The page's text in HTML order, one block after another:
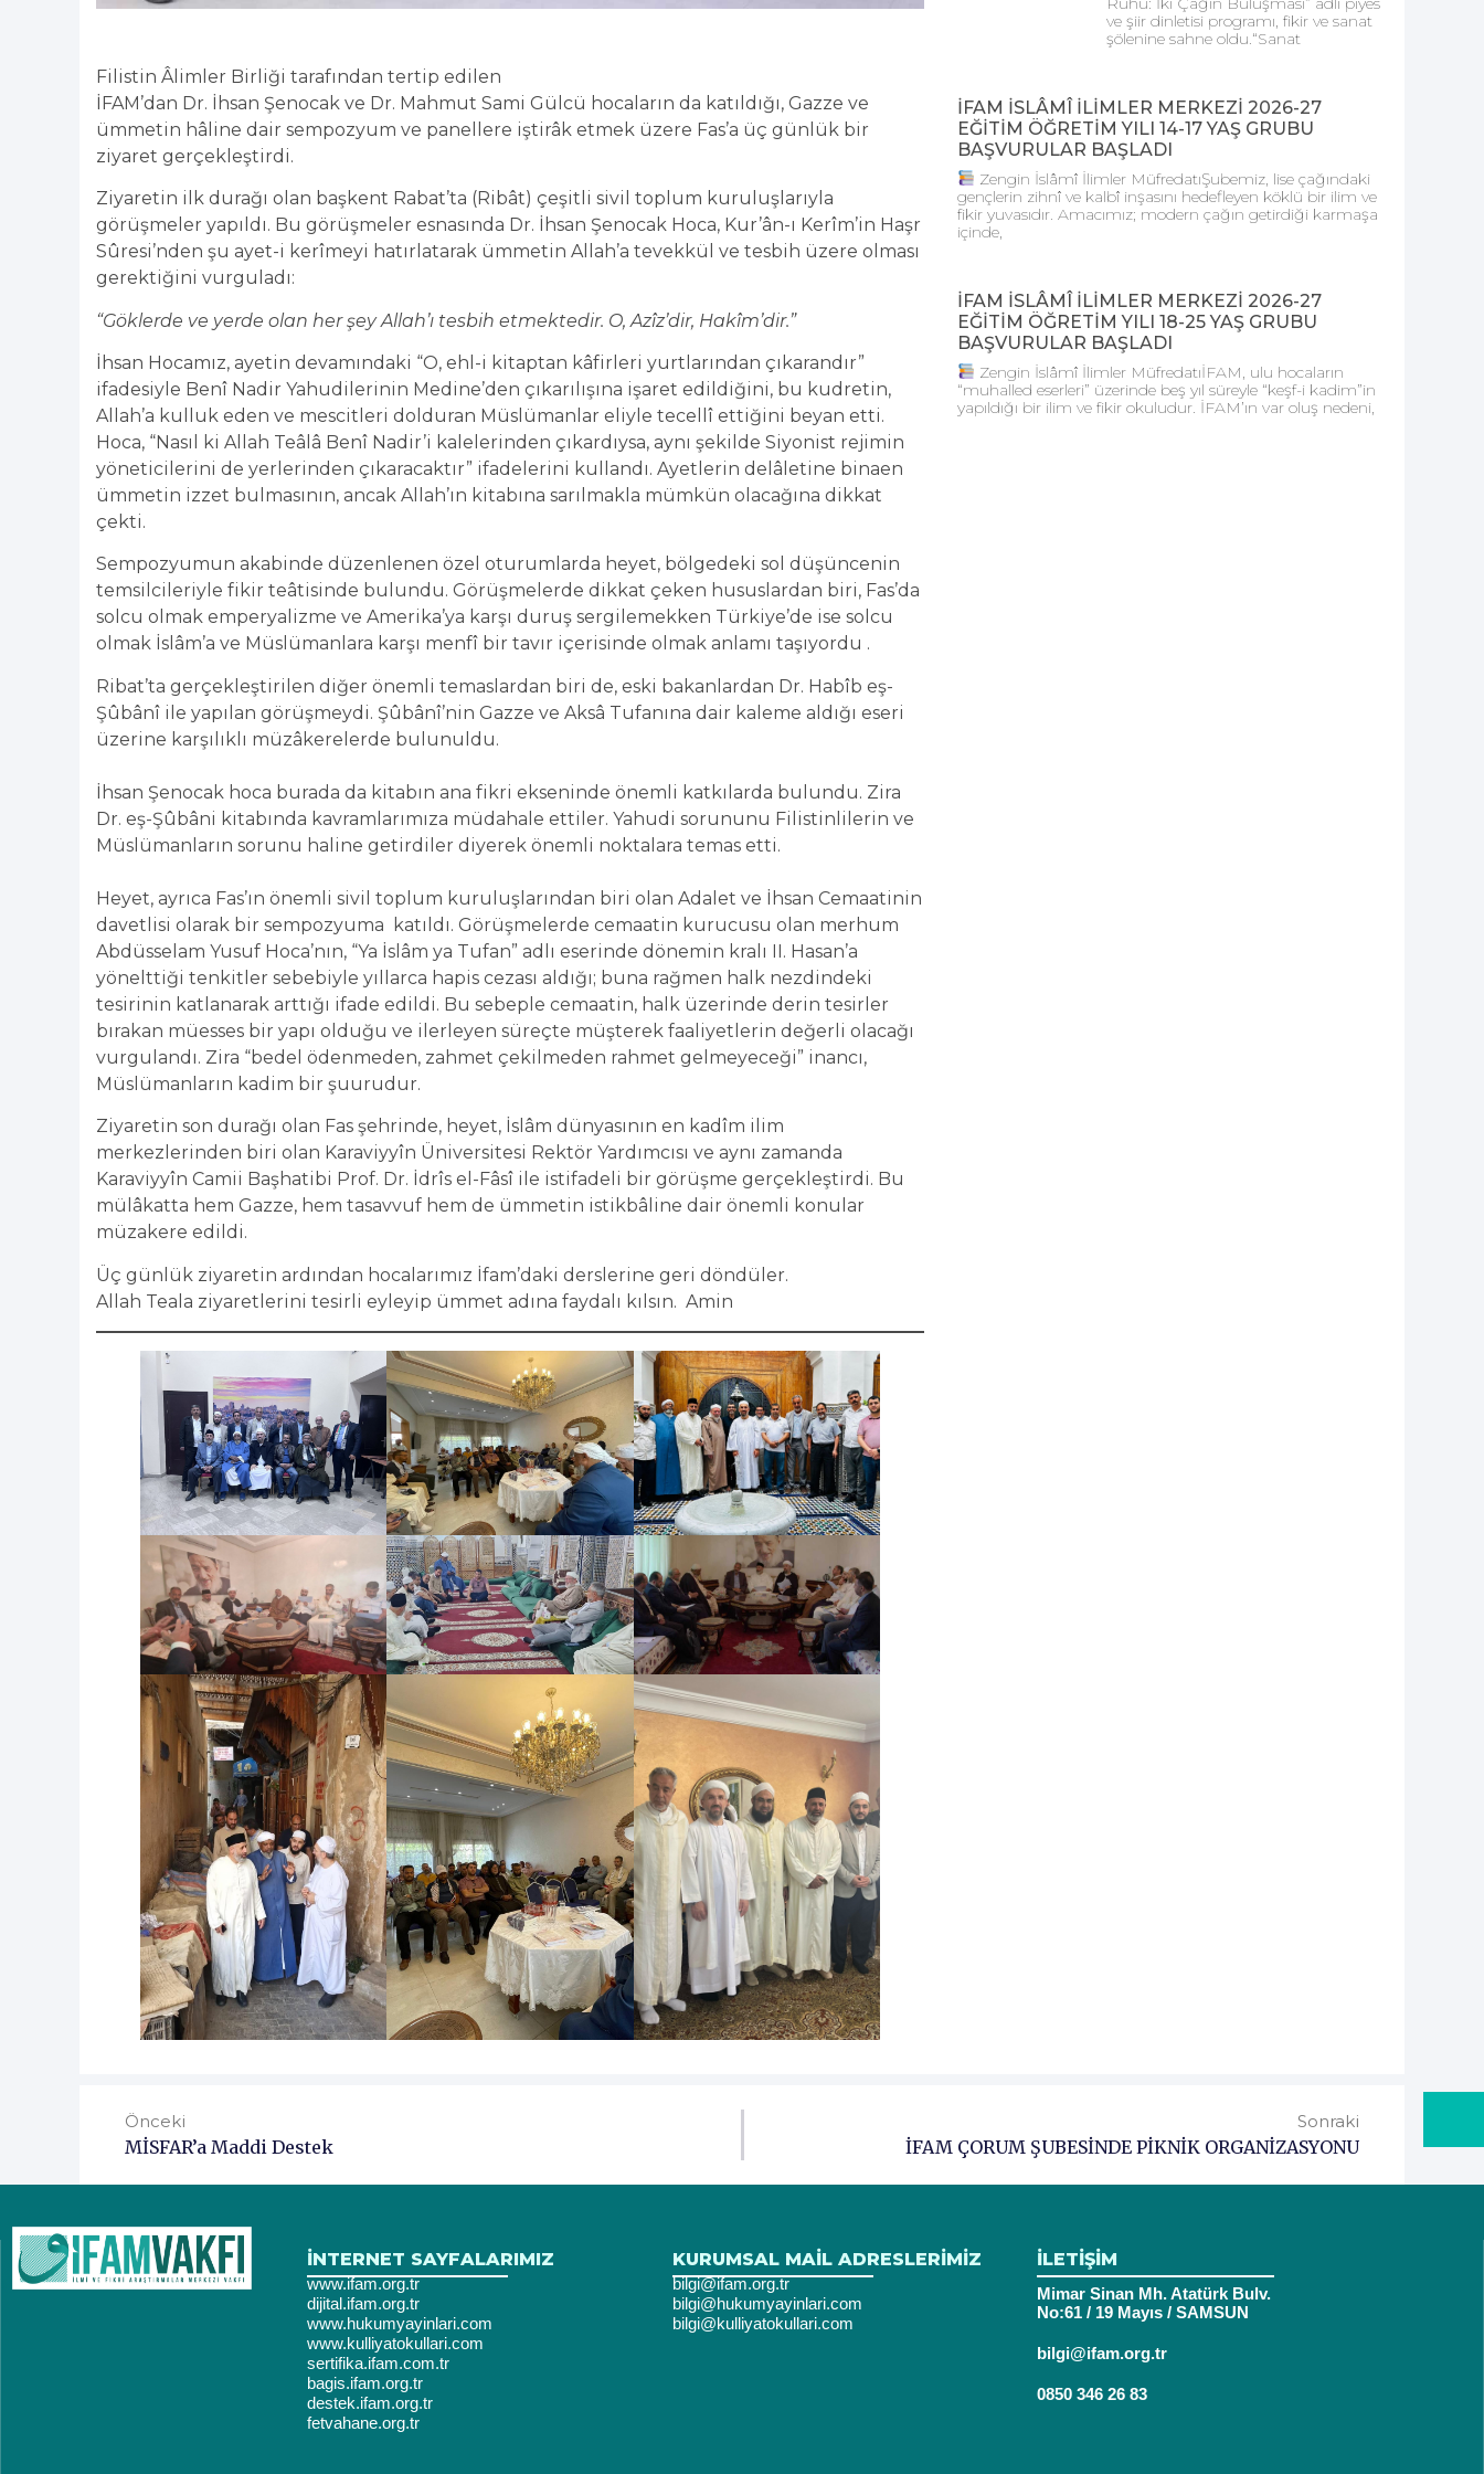
Filistin Âlimler Birliği tarafından tertip edilen
İFAM’dan Dr. İhsan Şenocak ve Dr. Mahmut Sami Gülcü hocaların da katıldığı, Gazze ve
ümmetin hâline dair sempozyum ve panellere iştirâk etmek üzere Fas’a üç günlük bir
ziyaret gerçekleştirdi.
Ziyaretin ilk durağı olan başkent Rabat’ta (Ribât) çeşitli sivil toplum kuruluşlarıyla
görüşmeler yapıldı. Bu görüşmeler esnasında Dr. İhsan Şenocak Hoca, Kur’ân-ı Kerîm’in Haşr
Sûresi’nden şu ayet-i kerîmeyi hatırlatarak ümmetin Allah’a tevekkül ve tesbih üzere olması
gerektiğini vurguladı:
“Göklerde ve yerde olan her şey Allah’ı tesbih etmektedir. O, Azîz’dir, Hakîm’dir.”
İhsan Hocamız, ayetin devamındaki “O, ehl-i kitaptan kâfirleri yurtlarından çıkarandır”
ifadesiyle Benî Nadir Yahudilerinin Medine’den çıkarılışına işaret edildiğini, bu kudretin,
Allah’a kulluk eden ve mescitleri dolduran Müslümanlar eliyle tecellî ettiğini beyan etti.
Hoca, “Nasıl ki Allah Teâlâ Benî Nadir’i kalelerinden çıkardıysa, aynı şekilde Siyonist rejimin
yöneticilerini de yerlerinden çıkaracaktır” ifadelerini kullandı. Ayetlerin delâletine binaen
ümmetin izzet bulmasının, ancak Allah’ın kitabına sarılmakla mümkün olacağına dikkat
çekti.
Sempozyumun akabinde düzenlenen özel oturumlarda heyet, bölgedeki sol düşüncenin
temsilcileriyle fikir teâtisinde bulundu. Görüşmelerde dikkat çeken hususlardan biri, Fas’da
solcu olmak emperyalizme ve Amerika’ya karşı duruş sergilemekken Türkiye’de ise solcu
olmak İslâm’a ve Müslümanlara karşı menfî bir tavır içerisinde olmak anlamı taşıyordu .
Ribat’ta gerçekleştirilen diğer önemli temaslardan biri de, eski bakanlardan Dr. Habîb eş-
Şûbânî ile yapılan görüşmeydi. Şûbânî’nin Gazze ve Aksâ Tufanına dair kaleme aldığı eseri
üzerine karşılıklı müzâkerelerde bulunuldu.
İhsan Şenocak hoca burada da kitabın ana fikri ekseninde önemli katkılarda bulundu. Zira
Dr. eş-Şûbâni kitabında kavramlarımıza müdahale ettiler. Yahudi sorununu Filistinlilerin ve
Müslümanların sorunu haline getirdiler diyerek önemli noktalara temas etti.
Heyet, ayrıca Fas’ın önemli sivil toplum kuruluşlarından biri olan Adalet ve İhsan Cemaatinin
davetlisi olarak bir sempozyuma katıldı. Görüşmelerde cemaatin kurucusu olan merhum
Abdüsselam Yusuf Hoca’nın, “Ya İslâm ya Tufan” adlı eserinde dönemin kralı II. Hasan’a
yönelttiği tenkitler sebebiyle yıllarca hapis cezası aldığı; buna rağmen halk nezdindeki
tesirinin katlanarak arttığı ifade edildi. Bu sebeple cemaatin, halk üzerinde derin tesirler
bırakan müesses bir yapı olduğu ve ilerleyen süreçte müşterek faaliyetlerin değerli olacağı
vurgulandı. Zira “bedel ödenmeden, zahmet çekilmeden rahmet gelmeyeceği” inancı,
Müslümanların kadim bir şuurudur.
Ziyaretin son durağı olan Fas şehrinde, heyet, İslâm dünyasının en kadîm ilim
merkezlerinden biri olan Karaviyyîn Üniversitesi Rektör Yardımcısı ve aynı zamanda
Karaviyyîn Camii Başhatibi Prof. Dr. İdrîs el-Fâsî ile istifadeli bir görüşme gerçekleştirdi. Bu
mülâkatta hem Gazze, hem tasavvuf hem de ümmetin istikbâline dair önemli konular
müzakere edildi.
Üç günlük ziyaretin ardından hocalarımız İfam’daki derslerine geri döndüler.
Allah Teala ziyaretlerini tesirli eyleyip ümmet adına faydalı kılsın. Amin
ve şiir dinletisi programı, fikir ve sanat
şölenine sahne oldu.“Sanat
İFAM İSLÂMÎ İLİMLER MERKEZİ 2026-27
EĞİTİM ÖĞRETİM YILI 14-17 YAŞ GRUBU
BAŞVURULAR BAŞLADI
Zengin İslâmî İlimler MüfredatıŞubemiz, lise çağındaki
gençlerin zihnî ve kalbî inşasını hedefleyen köklü bir ilim ve
fikir yuvasıdır. Amacımız; modern çağın getirdiği karmaşa
içinde,
İFAM İSLÂMÎ İLİMLER MERKEZİ 2026-27
EĞİTİM ÖĞRETİM YILI 18-25 YAŞ GRUBU
BAŞVURULAR BAŞLADI
Zengin İslâmî İlimler MüfredatıİFAM, ulu hocaların
“muhalled eserleri” üzerinde beş yıl süreyle “keşf-i kadim”in
yapıldığı bir ilim ve fikir okuludur. İFAM’ın var oluş nedeni,
Önceki
MİSFAR’a Maddi Destek
Sonraki
İFAM ÇORUM ŞUBESİNDE PİKNİK ORGANİZASYONU
İNTERNET SAYFALARIMIZ
www.ifam.org.tr
dijital.ifam.org.tr
www.hukumyayinlari.com
www.kulliyatokullari.com
sertifika.ifam.com.tr
bagis.ifam.org.tr
destek.ifam.org.tr
fetvahane.org.tr
KURUMSAL MAIL ADRESLERIMIZ
bilgi@ifam.org.tr
bilgi@hukumyayinlari.com
bilgi@kulliyatokullari.com
İLETİŞİM
Mimar Sinan Mh. Atatürk Bulv.
No:61 / 19 Mayıs / SAMSUN
bilgi@ifam.org.tr
0850 346 26 83